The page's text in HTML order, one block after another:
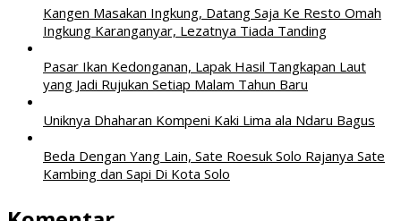
Kangen Masakan Ingkung, Datang Saja Ke Resto Omah
Ingkung Karanganyar, Lezatnya Tiada Tanding
Pasar Ikan Kedonganan, Lapak Hasil Tangkapan Laut
yang Jadi Rujukan Setiap Malam Tahun Baru
Uniknya Dhaharan Kompeni Kaki Lima ala Ndaru Bagus
Beda Dengan Yang Lain, Sate Roesuk Solo Rajanya Sate
Kambing dan Sapi Di Kota Solo